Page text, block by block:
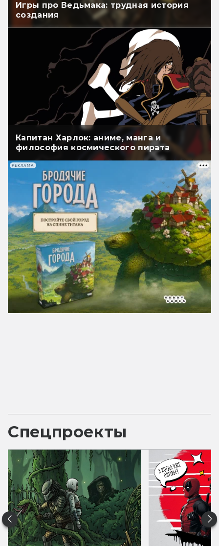
Игры про Ведьмака: трудная история
создания
Капитан Харлок: аниме, манга и
философия космического пирата
РЕКЛАМА
Спецпроекты